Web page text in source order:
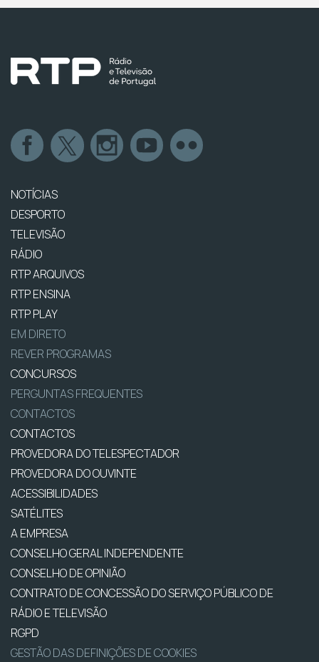
NOTÍCIAS
DESPORTO
TELEVISÃO
RÁDIO
RTP ARQUIVOS
RTP ENSINA
RTP PLAY
EM DIRETO
REVER PROGRAMAS
CONCURSOS
PERGUNTAS FREQUENTES
CONTACTOS
CONTACTOS
PROVEDORA DO TELESPECTADOR
PROVEDORA DO OUVINTE
ACESSIBILIDADES
SATÉLITES
A EMPRESA
CONSELHO GERAL INDEPENDENTE
CONSELHO DE OPINIÃO
CONTRATO DE CONCESSÃO DO SERVIÇO PÚBLICO DE
RÁDIO E TELEVISÃO
RGPD
GESTÃO DAS DEFINIÇÕES DE COOKIES